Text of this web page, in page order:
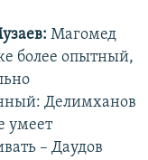
Магомед
более опытный,
Делимханов
умеет
– Даудов